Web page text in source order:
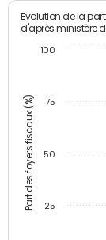
Part des foyers fiscaux (%)
Evolution de la
d'après ministère
25
50
75
100